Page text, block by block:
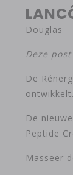
Douglas
Deze
De
De
Peptide
Masseer